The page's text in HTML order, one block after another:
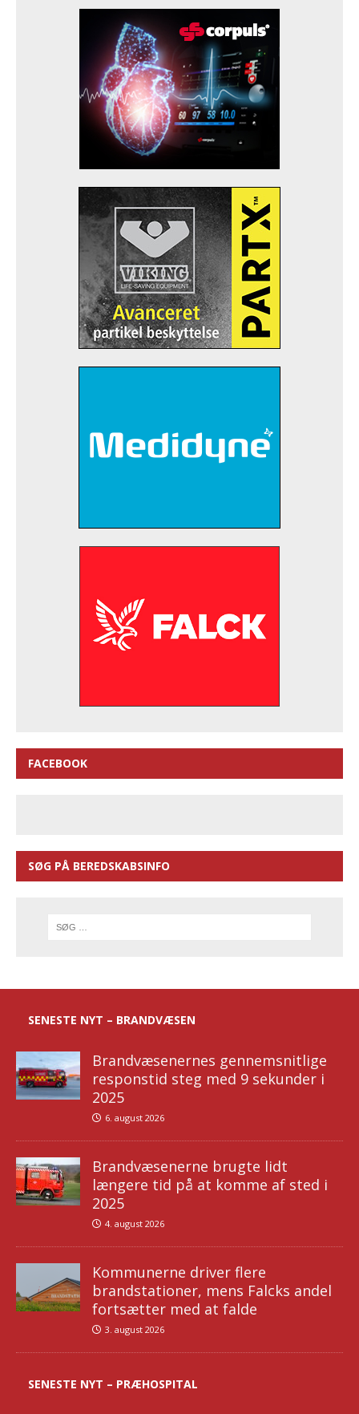
FACEBOOK
SØG PÅ BEREDSKABSINFO
SENESTE NYT – BRANDVÆSEN
Brandvæsenernes gennemsnitlige
responstid steg med 9 sekunder i
2025
6. august 2026
Brandvæsenerne brugte lidt
længere tid på at komme af sted i
2025
4. august 2026
Kommunerne driver flere
brandstationer, mens Falcks andel
fortsætter med at falde
3. august 2026
SENESTE NYT – PRÆHOSPITAL